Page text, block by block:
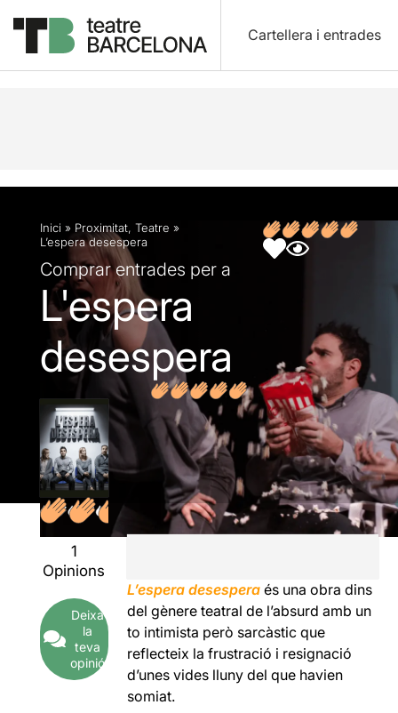
Cartellera i entrades
Descripció Fitxa artística Fotos i vídeos
Inici » Proximitat, Teatre »
L’espera desespera
Comprar entrades per a
L'espera
desespera
1
Opinions
Deixa
la
teva
opinió
L’espera desespera és una obra dins
del gènere teatral de l’absurd amb un
to intimista però sarcàstic que
reflecteix la frustració i resignació
d’unes vides lluny del que havien
somiat.